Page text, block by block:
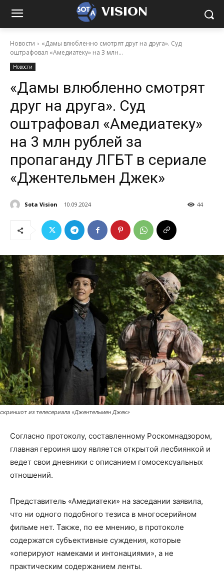
VISION
Новости
«Дамы влюбленно смотрят друг на друга». Суд
оштрафовал «Амедиатеку» на 3 млн...
Новости
«Дамы влюбленно смотрят
друг на друга». Суд
оштрафовал «Амедиатеку»
на 3 млн рублей за
пропаганду ЛГБТ в сериале
«Джентельмен Джек»
Sota Vision 10.09.2024 44
скриншот из телесериала «Джентельмен Джек»
Согласно протоколу, составленному Роскомнадзором,
главная героиня шоу является открытой лесбиянкой и
ведет свои дневники с описанием гомосексуальных
отношений.
Представитель «Амедиатеки» на заседании заявила,
что ни одного подобного тезиса в многосерийном
фильме нет. Также, по ее мнению, в протоколе
содержатся субъективные суждения, которые
«оперируют намеками и интонациями», а не
практическим содержанием ленты.